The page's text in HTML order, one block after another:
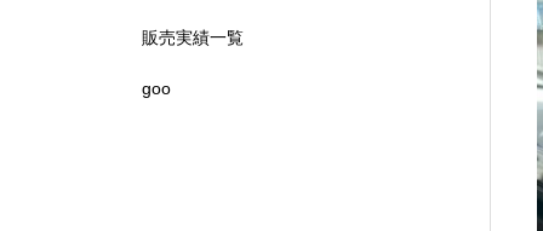
販売実績一覧
goo